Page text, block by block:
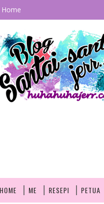
Home
HOME ME RESEPI PETUA